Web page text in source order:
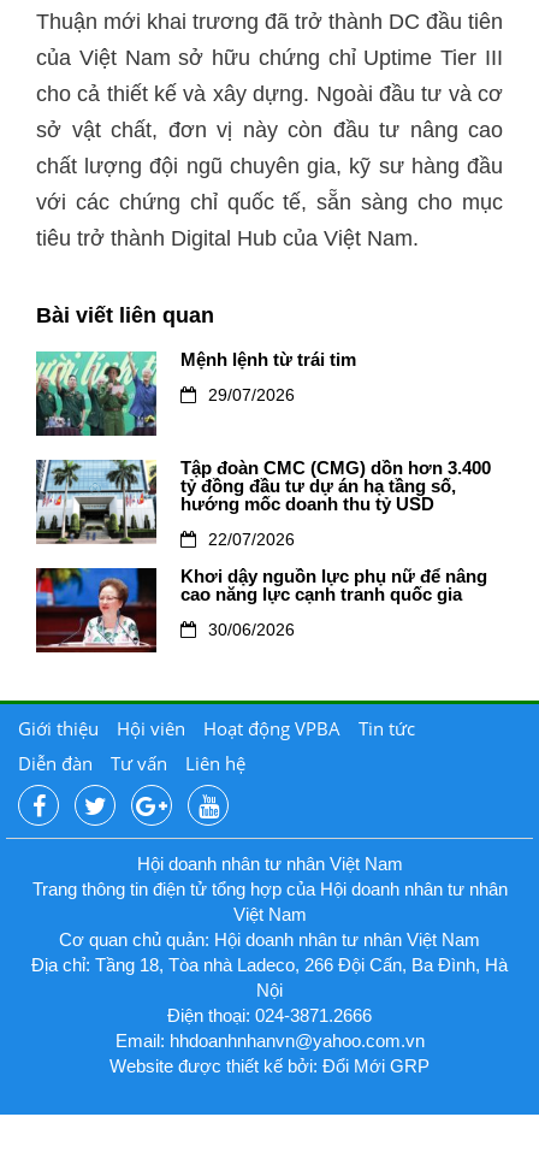
Thuận mới khai trương đã trở thành DC đầu tiên
của Việt Nam sở hữu chứng chỉ Uptime Tier III
cho cả thiết kế và xây dựng. Ngoài đầu tư và cơ
sở vật chất, đơn vị này còn đầu tư nâng cao
chất lượng đội ngũ chuyên gia, kỹ sư hàng đầu
với các chứng chỉ quốc tế, sẵn sàng cho mục
tiêu trở thành Digital Hub của Việt Nam.
Bài viết liên quan
Mệnh lệnh từ trái tim
29/07/2026
Tập đoàn CMC (CMG) dồn hơn 3.400
tỷ đồng đầu tư dự án hạ tầng số,
hướng mốc doanh thu tỷ USD
22/07/2026
Khơi dậy nguồn lực phụ nữ để nâng
cao năng lực cạnh tranh quốc gia
30/06/2026
Giới thiệu Hội viên Hoạt động VPBA
Tin tức
Diễn đàn
Tư vấn Liên hệ
Hội doanh nhân tư nhân Việt Nam
Trang thông tin điện tử tổng hợp của Hội doanh nhân tư nhân
Việt Nam
Cơ quan chủ quản: Hội doanh nhân tư nhân Việt Nam
Địa chỉ: Tầng 18, Tòa nhà Ladeco, 266 Đội Cấn, Ba Đình, Hà
Nội
Điện thoại: 024-3871.2666
Email: hhdoanhnhanvn@yahoo.com.vn
Website được thiết kế bởi: Đổi Mới GRP